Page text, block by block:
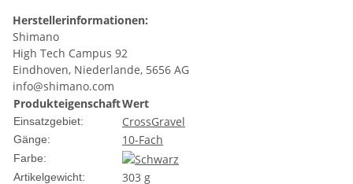
Herstellerinformationen:
Shimano
High Tech Campus 92
Eindhoven, Niederlande, 5656 AG
info@shimano.com
ProdukteigenschaftWert
Einsatzgebiet: CrossGravel
Gänge: 10-Fach
Farbe:
Artikelgewicht:
303 g